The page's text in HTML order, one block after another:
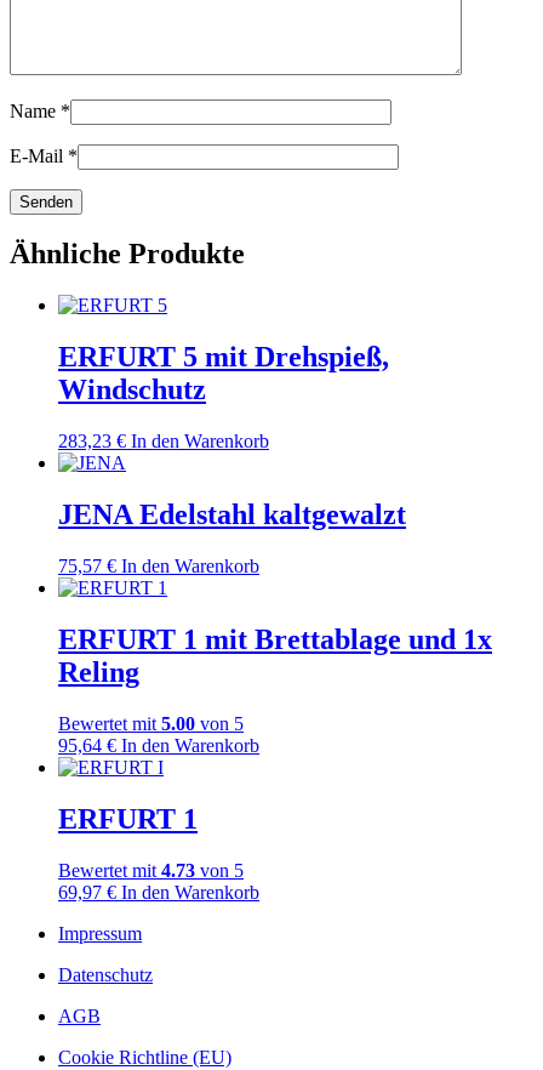
Name *
E-Mail *
Ähnliche Produkte
ERFURT 5 mit Drehspieß,
Windschutz
283,23 € In den Warenkorb
JENA Edelstahl kaltgewalzt
75,57 € In den Warenkorb
ERFURT 1 mit Brettablage und 1x
Reling
Bewertet mit 5.00 von 5
95,64 € In den Warenkorb
ERFURT 1
Bewertet mit 4.73 von 5
69,97 € In den Warenkorb
Impressum
Datenschutz
AGB
Cookie Richtline (EU)